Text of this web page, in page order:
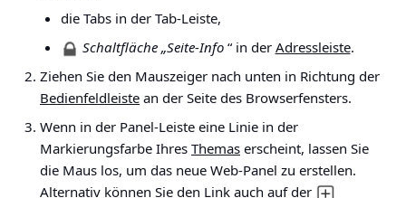
die Tabs in der Tab-Leiste,
Schaltfläche „Seite-Info“ in der Adressleiste.
Ziehen Sie den Mauszeiger nach unten in Richtung der
Bedienfeldleiste an der Seite des Browserfensters.
Wenn in der Panel-Leiste eine Linie in der
Markierungsfarbe Ihres Themas erscheint, lassen Sie
die Maus los, um das neue Web-Panel zu erstellen.
Alternativ können Sie den Link auch auf der